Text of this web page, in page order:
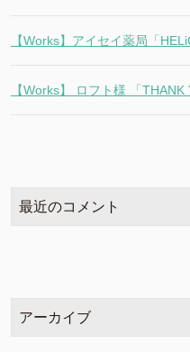
【Works】アイセイ薬局「
【Works】 ロフト様 「THANK
最近のコメント
アーカイブ